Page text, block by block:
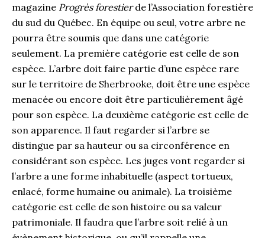
magazine Progrès forestier de l’Association forestière
du sud du Québec. En équipe ou seul, votre arbre ne
pourra être soumis que dans une catégorie
seulement. La première catégorie est celle de son
espèce. L’arbre doit faire partie d’une espèce rare
sur le territoire de Sherbrooke, doit être une espèce
menacée ou encore doit être particulièrement âgé
pour son espèce. La deuxième catégorie est celle de
son apparence. Il faut regarder si l’arbre se
distingue par sa hauteur ou sa circonférence en
considérant son espèce. Les juges vont regarder si
l’arbre a une forme inhabituelle (aspect tortueux,
enlacé, forme humaine ou animale). La troisième
catégorie est celle de son histoire ou sa valeur
patrimoniale. Il faudra que l’arbre soit relié à un